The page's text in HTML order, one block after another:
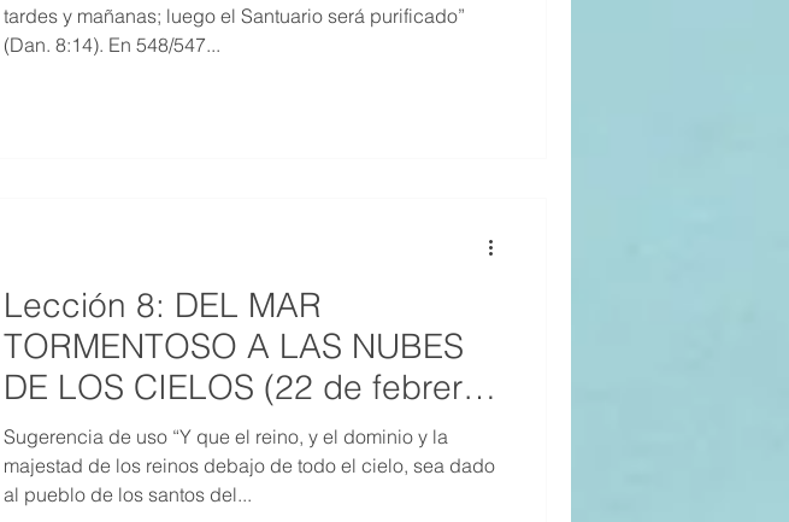
tardes y mañanas; luego el Santuario será purificado”
(Dan. 8:14). En 548/547...
Lección 8: DEL MAR
TORMENTOSO A LAS NUBES
DE LOS CIELOS (22 de febrero
2020)
Sugerencia de uso “Y que el reino, y el dominio y la
majestad de los reinos debajo de todo el cielo, sea dado
al pueblo de los santos del...